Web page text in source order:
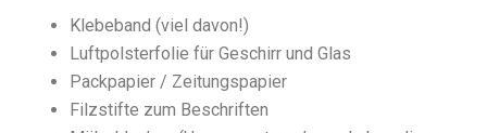
Klebeband (viel davon!)
Luftpolsterfolie für Geschirr und Glas
Packpapier / Zeitungspapier
Filzstifte zum Beschriften